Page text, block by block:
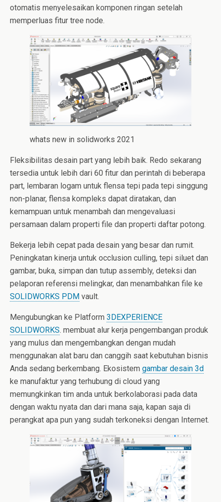
otomatis menyelesaikan komponen ringan setelah
memperluas fitur tree node.
whats new in solidworks 2021
Fleksibilitas desain part yang lebih baik. Redo sekarang
tersedia untuk lebih dari 60 fitur dan perintah di beberapa
part, lembaran logam untuk flensa tepi pada tepi singgung
non-planar, flensa kompleks dapat diratakan, dan
kemampuan untuk menambah dan mengevaluasi
persamaan dalam properti file dan properti daftar potong.
Bekerja lebih cepat pada desain yang besar dan rumit.
Peningkatan kinerja untuk occlusion culling, tepi siluet dan
gambar, buka, simpan dan tutup assembly, deteksi dan
pelaporan referensi melingkar, dan menambahkan file ke
SOLIDWORKS PDM vault.
Mengubungkan ke Platform 3DEXPERIENCE
SOLIDWORKS. membuat alur kerja pengembangan produk
yang mulus dan mengembangkan dengan mudah
menggunakan alat baru dan canggih saat kebutuhan bisnis
Anda sedang berkembang. Ekosistem gambar desain 3d
ke manufaktur yang terhubung di cloud yang
memungkinkan tim anda untuk berkolaborasi pada data
dengan waktu nyata dan dari mana saja, kapan saja di
perangkat apa pun yang sudah terkoneksi dengan Internet.